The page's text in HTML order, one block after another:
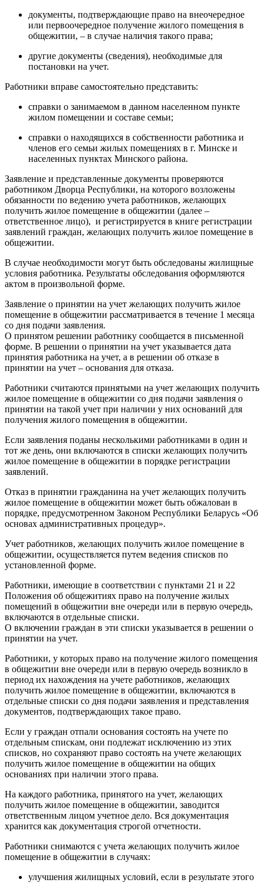
документы, подтверждающие право на внеочередное
или первоочередное получение жилого помещения в
общежитии, – в случае наличия такого права;
другие документы (сведения), необходимые для
постановки на учет.
Работники вправе самостоятельно представить:
справки о занимаемом в данном населенном пункте
жилом помещении и составе семьи;
справки о находящихся в собственности работника и
членов его семьи жилых помещениях в г. Минске и
населенных пунктах Минского района.
Заявление и представленные документы проверяются
работником Дворца Республики, на которого возложены
обязанности по ведению учета работников, желающих
получить жилое помещение в общежитии (далее –
ответственное лицо), и регистрируется в книге регистрации
заявлений граждан, желающих получить жилое помещение в
общежитии.
В случае необходимости могут быть обследованы жилищные
условия работника. Результаты обследования оформляются
актом в произвольной форме.
Заявление о принятии на учет желающих получить жилое
помещение в общежитии рассматривается в течение 1 месяца
со дня подачи заявления.
О принятом решении работнику сообщается в письменной
форме. В решении о принятии на учет указывается дата
принятия работника на учет, а в решении об отказе в
принятии на учет – основания для отказа.
Работники считаются принятыми на учет желающих получить
жилое помещение в общежитии со дня подачи заявления о
принятии на такой учет при наличии у них оснований для
получения жилого помещения в общежитии.
Если заявления поданы несколькими работниками в один и
тот же день, они включаются в списки желающих получить
жилое помещение в общежитии в порядке регистрации
заявлений.
Отказ в принятии гражданина на учет желающих получить
жилое помещение в общежитии может быть обжалован в
порядке, предусмотренном Законом Республики Беларусь «Об
основах административных процедур».
Учет работников, желающих получить жилое помещение в
общежитии, осуществляется путем ведения списков по
установленной форме.
Работники, имеющие в соответствии с пунктами 21 и 22
Положения об общежитиях право на получение жилых
помещений в общежитии вне очереди или в первую очередь,
включаются в отдельные списки.
О включении граждан в эти списки указывается в решении о
принятии на учет.
Работники, у которых право на получение жилого помещения
в общежитии вне очереди или в первую очередь возникло в
период их нахождения на учете работников, желающих
получить жилое помещение в общежитии, включаются в
отдельные списки со дня подачи заявления и представления
документов, подтверждающих такое право.
Если у граждан отпали основания состоять на учете по
отдельным спискам, они подлежат исключению из этих
списков, но сохраняют право состоять на учете желающих
получить жилое помещение в общежитии на общих
основаниях при наличии этого права.
На каждого работника, принятого на учет, желающих
получить жилое помещение в общежитии, заводится
ответственным лицом учетное дело. Вся документация
хранится как документация строгой отчетности.
Работники снимаются с учета желающих получить жилое
помещение в общежитии в случаях:
улучшения жилищных условий, если в результате этого